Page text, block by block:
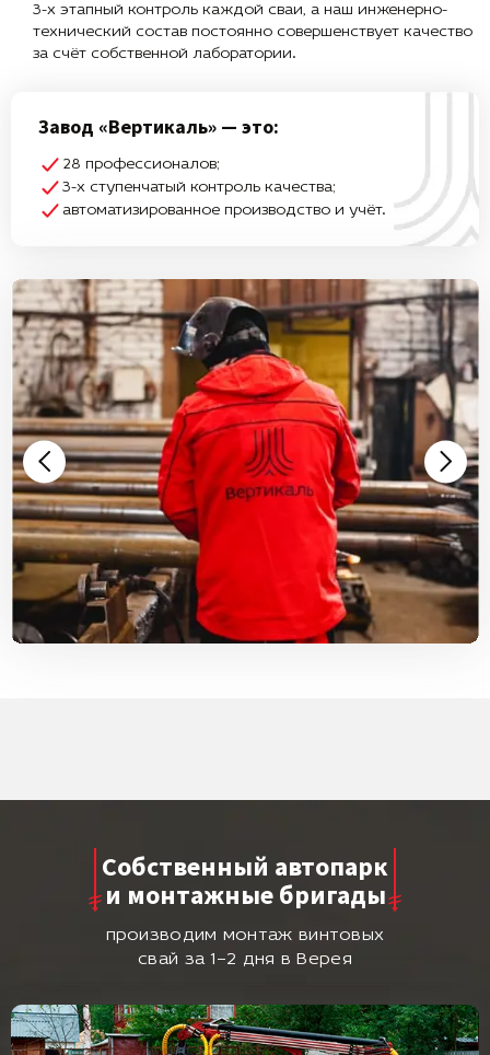
3-х этапный контроль каждой сваи, а наш инженерно-
технический состав постоянно совершенствует качество
за счёт собственной лаборатории.
Завод «Вертикаль» — это:
28 профессионалов;
3-х ступенчатый контроль качества;
автоматизированное производство и учёт.
Собственный автопарк
и монтажные бригады
производим монтаж винтовых
свай за 1–2 дня в Верея